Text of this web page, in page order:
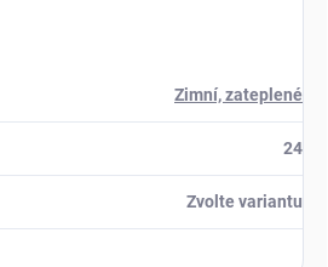
Zimní, zateplené
24
Zvolte variantu